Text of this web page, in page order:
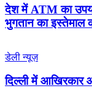
देश में ATM का
भुगतान का इस्तेमाल
डेली न्यूज़
द‍िल्‍ली में आख‍िरकार